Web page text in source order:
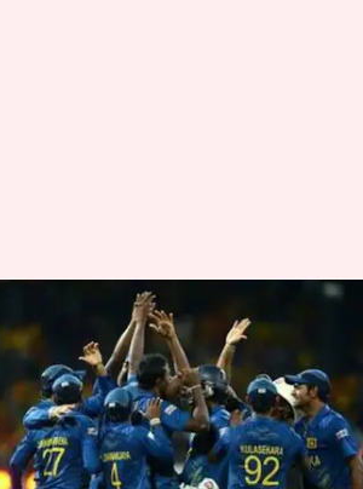
श्रीलंका और
विश्व कप के आंकड़े
Jun 30, 2019 05:14 pm